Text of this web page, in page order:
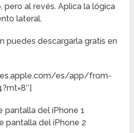
pero al revés. Aplica la lógica
lateral.
puedes descargarla gratis en
es/app/from-